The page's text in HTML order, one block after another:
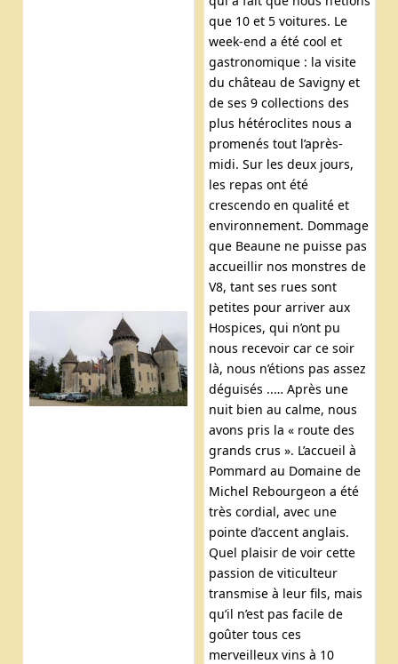
que 10 et 5 voitures. Le
week-end a été cool et
gastronomique : la visite
du château de Savigny et
de ses 9 collections des
plus hétéroclites nous a
promenés tout l’après-
midi. Sur les deux jours,
les repas ont été
crescendo en qualité et
environnement. Dommage
que Beaune ne puisse pas
accueillir nos monstres de
V8, tant ses rues sont
petites pour arriver aux
Hospices, qui n’ont pu
nous recevoir car ce soir
là, nous n’étions pas assez
déguisés ..… Après une
nuit bien au calme, nous
avons pris la « route des
grands crus ». L’accueil à
Pommard au Domaine de
Michel Rebourgeon a été
très cordial, avec une
pointe d’accent anglais.
Quel plaisir de voir cette
passion de viticulteur
transmise à leur fils, mais
qu’il n’est pas facile de
goûter tous ces
merveilleux vins à 10